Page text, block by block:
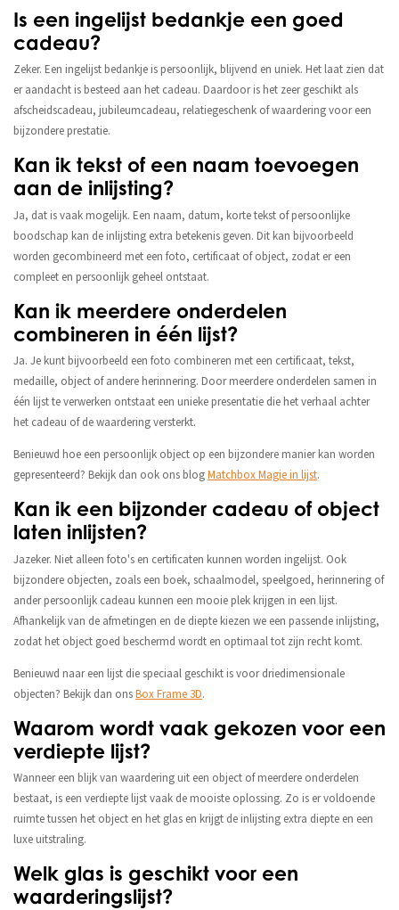
Is een ingelijst bedankje een goed
cadeau?
Zeker. Een ingelijst bedankje is persoonlijk, blijvend en uniek. Het laat zien dat
er aandacht is besteed aan het cadeau. Daardoor is het zeer geschikt als
afscheidscadeau, jubileumcadeau, relatiegeschenk of waardering voor een
bijzondere prestatie.
Kan ik tekst of een naam toevoegen
aan de inlijsting?
Ja, dat is vaak mogelijk. Een naam, datum, korte tekst of persoonlijke
boodschap kan de inlijsting extra betekenis geven. Dit kan bijvoorbeeld
worden gecombineerd met een foto, certificaat of object, zodat er een
compleet en persoonlijk geheel ontstaat.
Kan ik meerdere onderdelen
combineren in één lijst?
Ja. Je kunt bijvoorbeeld een foto combineren met een certificaat, tekst,
medaille, object of andere herinnering. Door meerdere onderdelen samen in
één lijst te verwerken ontstaat een unieke presentatie die het verhaal achter
het cadeau of de waardering versterkt.
Benieuwd hoe een persoonlijk object op een bijzondere manier kan worden
gepresenteerd? Bekijk dan ook ons blogMatchbox Magie in lijst.
Kan ik een bijzonder cadeau of object
laten inlijsten?
Jazeker. Niet alleen foto's en certificaten kunnen worden ingelijst. Ook
bijzondere objecten, zoals een boek, schaalmodel, speelgoed, herinnering of
ander persoonlijk cadeau kunnen een mooie plek krijgen in een lijst.
Afhankelijk van de afmetingen en de diepte kiezen we een passende inlijsting,
zodat het object goed beschermd wordt en optimaal tot zijn recht komt.
Benieuwd naar een lijst die speciaal geschikt is voor driedimensionale
objecten? Bekijk dan onsBox Frame 3D.
Waarom wordt vaak gekozen voor een
verdiepte lijst?
Wanneer een blijk van waardering uit een object of meerdere onderdelen
bestaat, is een verdiepte lijst vaak de mooiste oplossing. Zo is er voldoende
ruimte tussen het object en het glas en krijgt de inlijsting extra diepte en een
luxe uitstraling.
Welk glas is geschikt voor een
waarderingslijst?